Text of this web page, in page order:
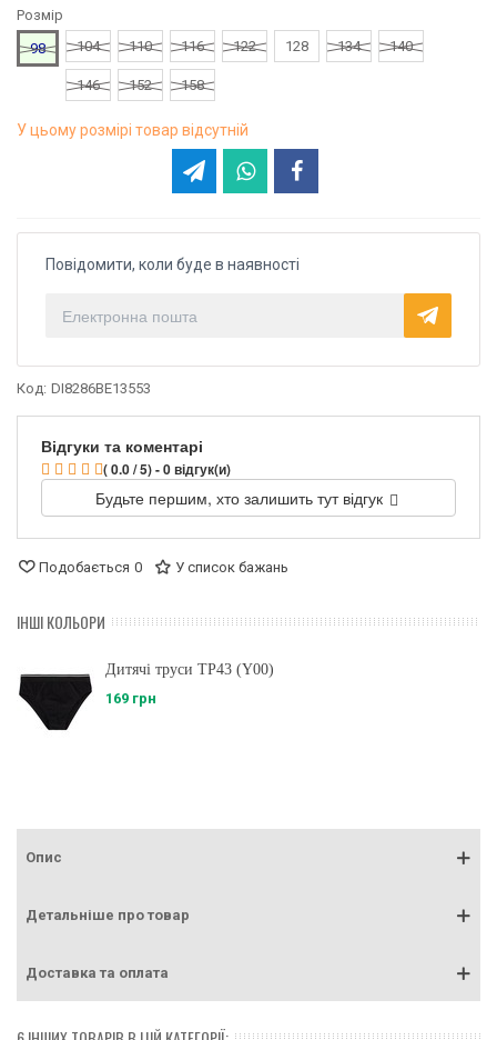
Розмір
98
104 110 116 122 128 134 140
146 152 158
У цьому розмірі товар відсутній
Повідомити, коли буде в наявності
Код: DI8286BE13553
Відгуки та коментарі
( 0.0 / 5) - 0 відгук(и)
Будьте першим, хто залишить тут відгук
Подобається 0 У список бажань
ІНШІ КОЛЬОРИ
Дитячі труси ТР43 (Y00)
169 грн
Опис
Детальніше про товар
Доставка та оплата